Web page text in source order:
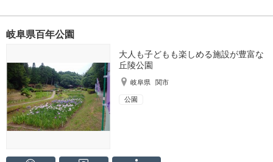
岐阜県百年公園
大人も子どもも楽しめる施設が豊富な
丘陵公園
岐阜県 関市
公園